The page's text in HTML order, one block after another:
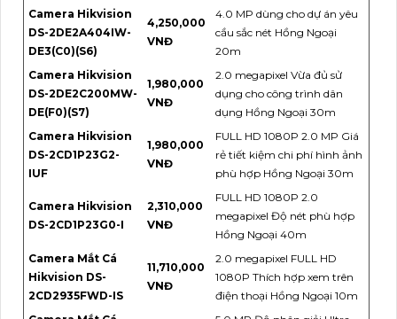
Camera Hikvision
DS-2DE2A404IW-
DE3(C0)(S6)
4,250,000
VNĐ
4.0 MP dùng cho dự án yêu
cầu sắc nét Hồng Ngoại
20m
Camera Hikvision
DS-2DE2C200MW-
DE(F0)(S7)
1,980,000
VNĐ
2.0 megapixel Vừa đủ sử
dụng cho công trình dân
dụng Hồng Ngoại 30m
Camera Hikvision
DS-2CD1P23G2-
IUF
1,980,000
VNĐ
FULL HD 1080P 2.0 MP Giá
rẻ tiết kiệm chi phí hình ảnh
phù hợp Hồng Ngoại 30m
Camera Hikvision
DS-2CD1P23G0-I
2,310,000
VNĐ
FULL HD 1080P 2.0
megapixel Độ nét phù hợp
Hồng Ngoại 40m
Camera Mắt Cá
Hikvision DS-
2CD2935FWD-IS
11,710,000
VNĐ
2.0 megapixel FULL HD
1080P Thích hợp xem trên
điện thoại Hồng Ngoại 10m